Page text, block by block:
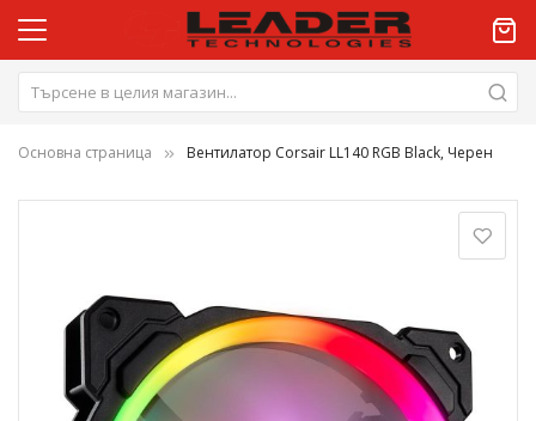
Основна страница Вентилатор Corsair LL140 RGB Black, Черен
галерията
изображенията